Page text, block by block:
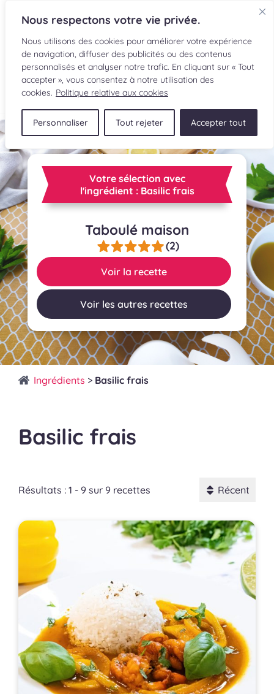
Nous respectons votre vie privée.
Nous utilisons des cookies pour améliorer votre expérience
de navigation, diffuser des publicités ou des contenus
personnalisés et analyser notre trafic. En cliquant sur « Tout
accepter », vous consentez à notre utilisation des
cookies. Politique relative aux cookies
Personnaliser Tout rejeter Accepter tout
EN
RECETTES
LECTURES CULINAIRES
BOUTIQUE
Votre sélection avec
l'ingrédient : Basilic frais
Taboulé maison
(2)
Voir la recette
Voir les autres recettes
Ingrédients > Basilic frais
Basilic frais
Résultats : 1 - 9 sur 9 recettes Récent